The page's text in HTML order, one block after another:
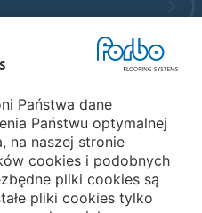
Państwa dane
Państwu optymalnej
na naszej stronie
cookies i podobnych
pliki cookies są
pliki cookies tylko